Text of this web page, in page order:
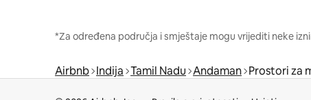
*Za određena područja i smještaje mogu vrijediti neke
Airbnb Indija Tamil Nadu Andaman Prostori za